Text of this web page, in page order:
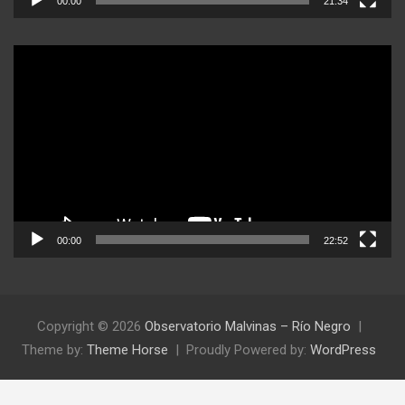
00:00 22:52
Copyright © 2026 Observatorio Malvinas – Río Negro
Theme by: Theme Horse Proudly Powered by: WordPress